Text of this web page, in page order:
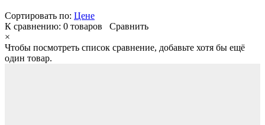
Сортировать по: Цене
К сравнению: 0 товаров
Сравнить
×
Чтобы посмотреть список сравнение, добавьте хотя бы ещё
один товар.